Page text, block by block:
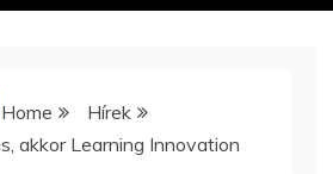
Home
Hírek
akkor Learning Innovation